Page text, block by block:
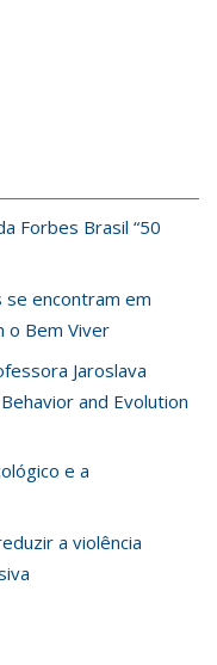
Forbes Brasil “50
se encontram em
o Bem Viver
Jaroslava
and Evolution
e a
a violência